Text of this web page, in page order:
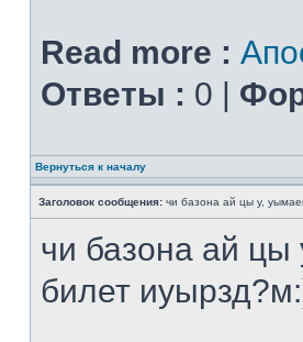
Read more :
Ответы : 0 |
Вернуться к началу
Заголовок сообщения: чи базона ай цы у,
чи базона ай
билет